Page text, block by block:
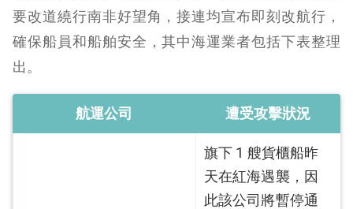
要改道繞行南非好望角，接連均宣布即刻改航行，
確保船員和船舶安全，其中海運業者包括下表整理
出。
航運公司 遭受攻擊狀況
旗下 1 艘貨櫃船昨
天在紅海遇襲，因
此該公司將暫停通